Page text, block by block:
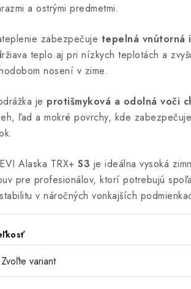
a ostrými predmetmi.
zabezpečuje tepelná vnútorná
teplo aj pri nízkych teplotách a
nosení v zime.
je protišmyková a odolná voči
ľad a mokré povrchy, kde
Alaska TRX+ S3 je ideálna vysoká
pre profesionálov, ktorí potrebujú
v náročných vonkajších